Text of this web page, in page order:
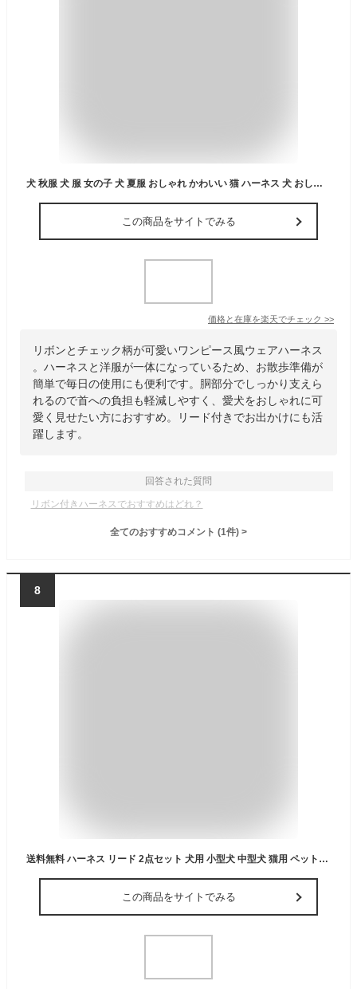
犬 秋服 犬 服 女の子 犬 夏服 おしゃれ かわいい 猫 ハーネス 犬 おしゃれ ドッグウェア ハーネス付き ドッグウェア ワンピース 春 きれいめ ドッグ 服 犬の服 ドレス リボン チェック ウェアハーネス リード セット 胴輪 ブルー ピンク
この商品をサイトでみる
価格と在庫を楽天でチェック >>
リボンとチェック柄が可愛いワンピース風ウェアハーネス
。ハーネスと洋服が一体になっているため、お散歩準備が
簡単で毎日の使用にも便利です。胴部分でしっかり支えら
れるので首への負担も軽減しやすく、愛犬をおしゃれに可
愛く見せたい方におすすめ。リード付きでお出かけにも活
躍します。
回答された質問
リボン付きハーネスでおすすめはどれ？
全てのおすすめコメント (1件) >
8
送料無料 ハーネス リード 2点セット 犬用 小型犬 中型犬 猫用 ペット用品 リボン 無地 シンプル リーシュ 胴輪 お散歩 お出かけ かわいい ピンク ブルー グレー イエロー ブラウン 青 黄色 茶色
この商品をサイトでみる